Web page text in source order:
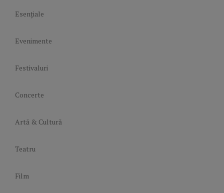
Esențiale
Evenimente
Festivaluri
Concerte
Artă & Cultură
Teatru
Film